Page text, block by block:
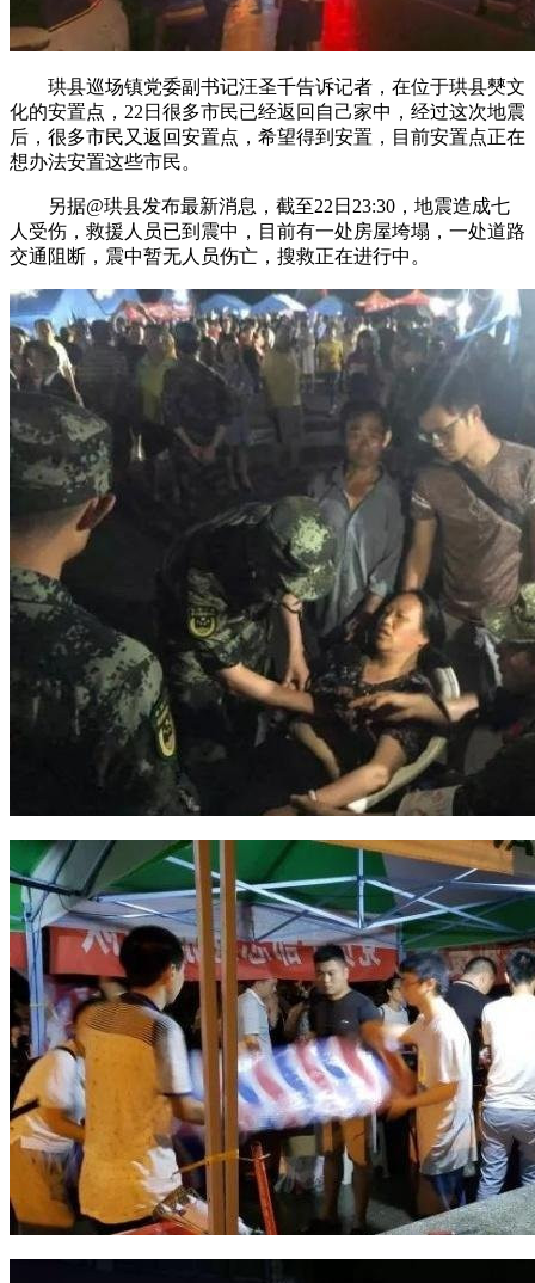
珙县巡场镇党委副书记汪圣千告诉记者，在位于珙县僰文
化的安置点，22日很多市民已经返回自己家中，经过这次地震
后，很多市民又返回安置点，希望得到安置，目前安置点正在
想办法安置这些市民。
另据@珙县发布最新消息，截至22日23:30，地震造成七
人受伤，救援人员已到震中，目前有一处房屋垮塌，一处道路
交通阻断，震中暂无人员伤亡，搜救正在进行中。